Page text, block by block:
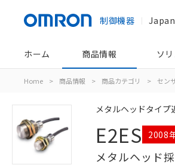
制御機器 Japan
ホーム 商品情報 ソ
Home > 商品情報 > 商品カテゴリ > セン
メタルヘッドタイプ
E2ES 2008
メタルヘッド